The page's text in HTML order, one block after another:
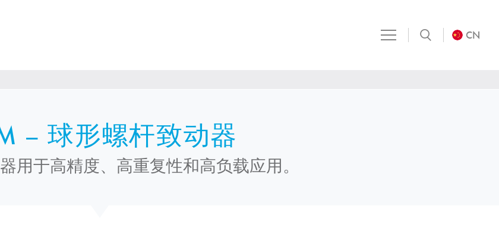
CN
– 球形螺杆致动器
用于高精度、高重复性和高负载应用。